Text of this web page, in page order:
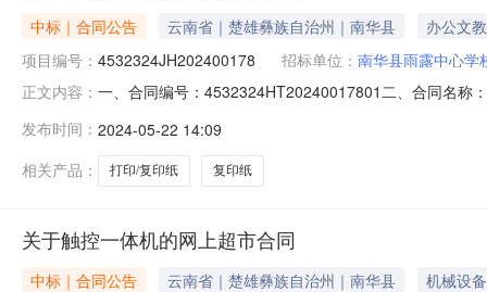
中标｜合同公告 云南省｜楚雄彝族自治州｜南华县
办公文教
项目编号： 4532324JH202400178 招标单位： 南华县雨露中心学
正文内容： 一、合同编号：4532324HT20240017801二、合同名称
镇龙城花园14幢8号联系方式：13577826688六、合同
发布时间： 2024-05-22 14:09
相关产品：
打印/复印纸 复印纸
关于触控一体机的网上超市合同
中标｜合同公告 云南省｜楚雄彝族自治州｜南华县
机械设备